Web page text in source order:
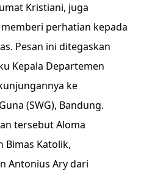
Kristiani, juga
perhatian kepada
Pesan ini ditegaskan
Kepala Departemen
ke
(SWG), Bandung.
tersebut Aloma
Bimas Katolik,
Antonius Ary dari